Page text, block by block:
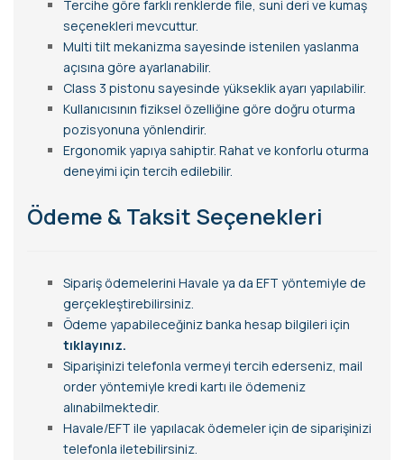
Tercihe göre farklı renklerde file, suni deri ve kumaş
seçenekleri mevcuttur.
Multi tilt mekanizma sayesinde istenilen yaslanma
açısına göre ayarlanabilir.
Class 3 pistonu sayesinde yükseklik ayarı yapılabilir.
Kullanıcısının fiziksel özelliğine göre doğru oturma
pozisyonuna yönlendirir.
Ergonomik yapıya sahiptir. Rahat ve konforlu oturma
deneyimi için tercih edilebilir.
Ödeme & Taksit Seçenekleri
Sipariş ödemelerini Havale ya da EFT yöntemiyle de
gerçekleştirebilirsiniz.
Ödeme yapabileceğiniz banka hesap bilgileri için
tıklayınız.
Siparişinizi telefonla vermeyi tercih ederseniz, mail
order yöntemiyle kredi kartı ile ödemeniz
alınabilmektedir.
Havale/EFT ile yapılacak ödemeler için de siparişinizi
telefonla iletebilirsiniz.